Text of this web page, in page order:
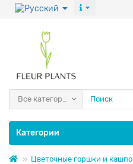
Все категории
Категории
Цветочные горшки и кашпо